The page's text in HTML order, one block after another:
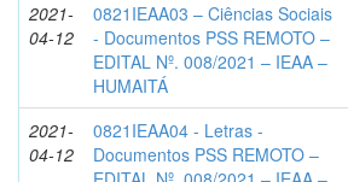
2021-
04-12
0821IEAA03 – Ciências Sociais
- Documentos PSS REMOTO –
EDITAL Nº. 008/2021 – IEAA –
HUMAITÁ
2021-
04-12
0821IEAA04 - Letras -
Documentos PSS REMOTO –